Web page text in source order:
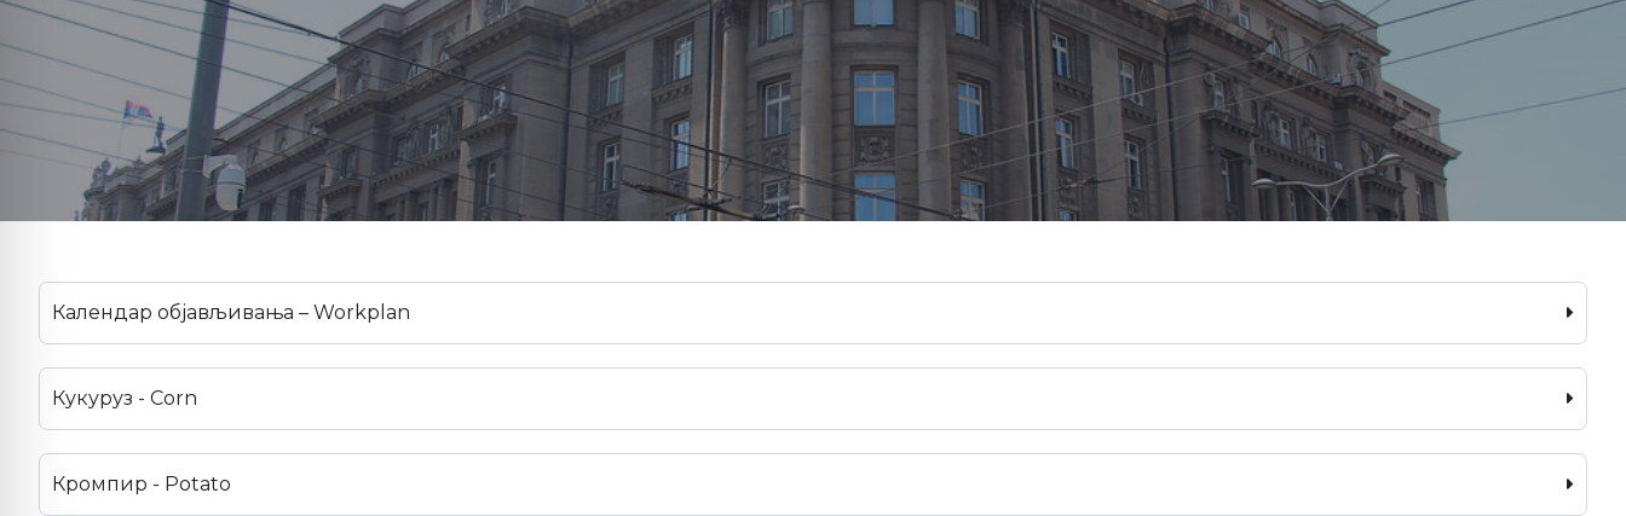
Календар објављивања – Workplan
Кукуруз - Corn
Кромпир - Potato